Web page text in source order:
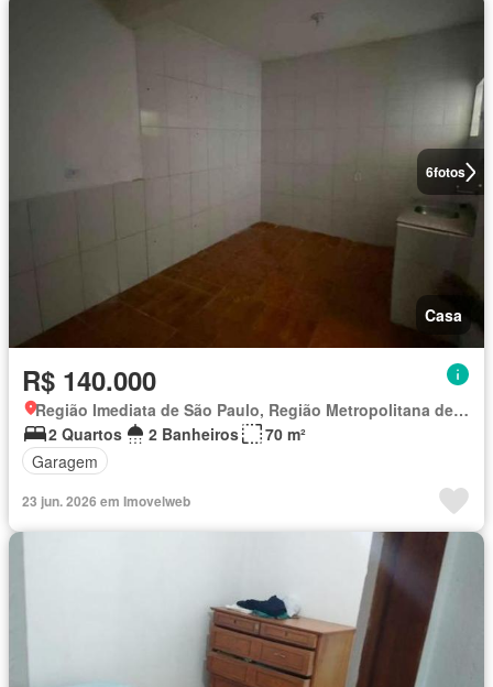
6fotos
Casa
R$ 140.000
Região Imediata de São Paulo, Região Metropolitana de São Paulo
2 Quartos
2 Banheiros
70 m²
Garagem
23 jun. 2026 em Imovelweb